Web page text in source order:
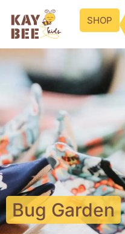
SHOP
Bug Garden